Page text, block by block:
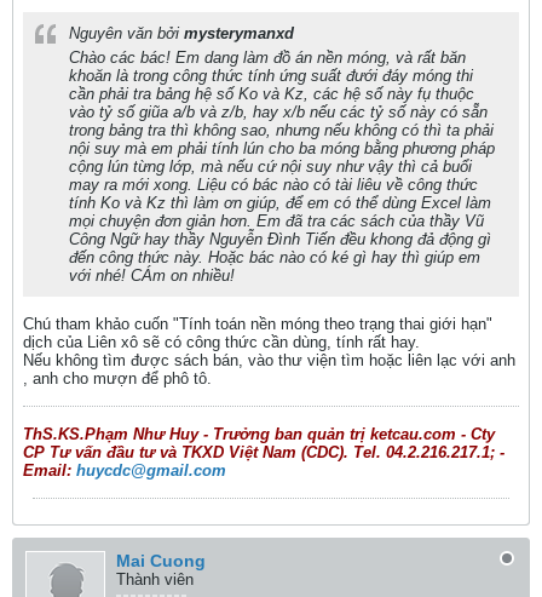
Nguyên văn bởi mysterymanxd
Chào các bác! Em dang làm đồ án nền móng, và rất băn
khoăn là trong công thức tính ứng suất đưới đáy móng thi
cần phải tra bảng hệ số Ko và Kz, các hệ số này fụ thuộc
vào tỷ số giũa a/b và z/b, hay x/b nếu các tỷ số này có sẵn
trong bảng tra thì không sao, nhưng nếu không có thì ta phải
nội suy mà em phải tính lún cho ba móng bằng phương pháp
cộng lún từng lớp, mà nếu cứ nội suy như vậy thì cả buổi
may ra mới xong. Liệu có bác nào có tài liêu về công thức
tính Ko và Kz thì làm ơn giúp, để em có thể dùng Excel làm
mọi chuyện đơn giản hơn. Em đã tra các sách của thầy Vũ
Công Ngữ hay thầy Nguyễn Đình Tiến đều khong đả động gì
đến công thức này. Hoặc bác nào có ké gì hay thì giúp em
với nhé! CÁm on nhiều!
Chú tham khảo cuốn "Tính toán nền móng theo trạng thai giới hạn"
dịch của Liên xô sẽ có công thức cần dùng, tính rất hay.
Nếu không tìm được sách bán, vào thư viện tìm hoặc liên lạc với anh
, anh cho mượn để phô tô.
ThS.KS.Phạm Như Huy - Trưởng ban quản trị ketcau.com - Cty
CP Tư vấn đầu tư và TKXD Việt Nam (CDC). Tel. 04.2.216.217.1; -
Email: huycdc@gmail.com
Mai Cuong
Thành viên